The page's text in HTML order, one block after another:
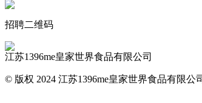
招聘二维码
江苏1396me皇家世界食品有限公司
© 版权 2024 江苏1396me皇家世界食品有限公